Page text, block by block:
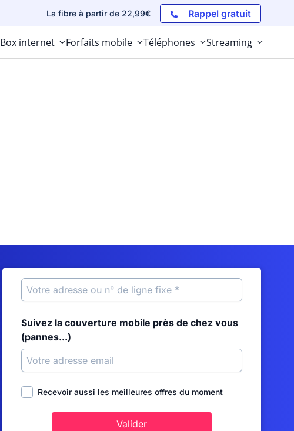
La fibre à partir de 22,99€ Rappel gratuit
Box internet Forfaits mobile Téléphones Streaming
Suivez la couverture mobile près de chez vous
(pannes...)
Recevoir aussi les meilleures offres du moment
Valider